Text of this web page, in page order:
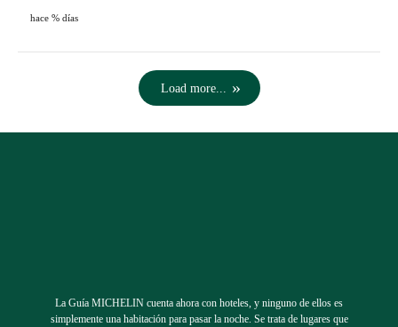
hace % días
Load more...
La Guía MICHELIN cuenta ahora con hoteles, y ninguno de ellos es
simplemente una habitación para pasar la noche. Se trata de lugares que